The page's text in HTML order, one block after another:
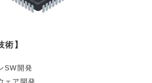
術】
SW開発
ェア開発